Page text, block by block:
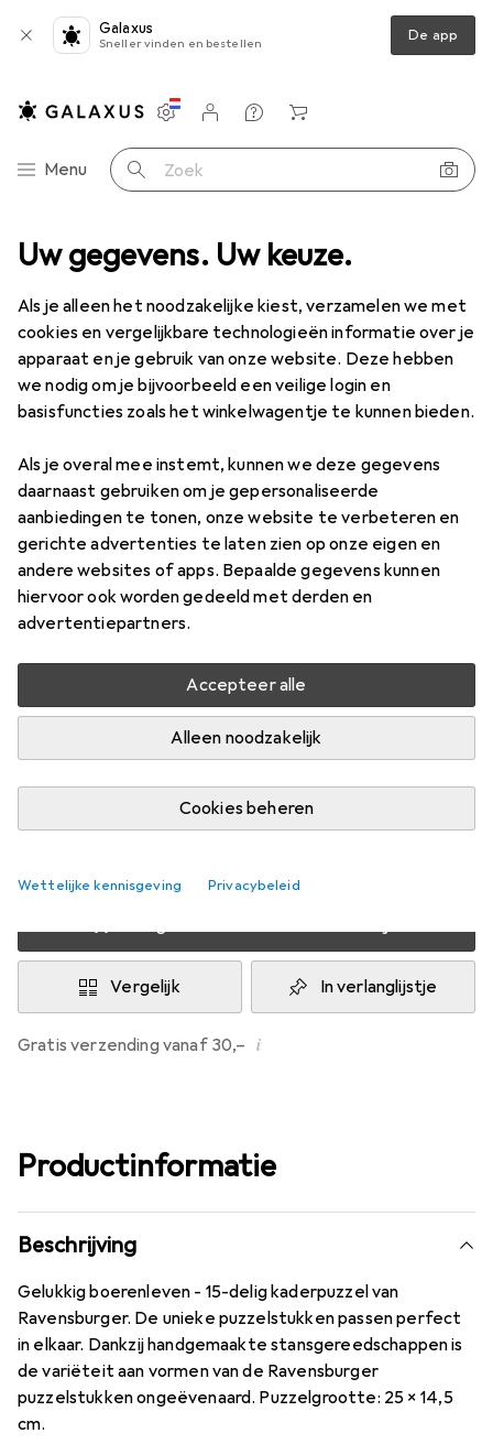
Uw gegevens. Uw keuze.
Als je alleen het noodzakelijke kiest, verzamelen we met
cookies en vergelijkbare technologieën informatie over je
apparaat en je gebruik van onze website. Deze hebben
we nodig om je bijvoorbeeld een veilige login en
basisfuncties zoals het winkelwagentje te kunnen bieden.
Als je overal mee instemt, kunnen we deze gegevens
daarnaast gebruiken om je gepersonaliseerde
aanbiedingen te tonen, onze website te verbeteren en
gerichte advertenties te laten zien op onze eigen en
andere websites of apps. Bepaalde gegevens kunnen
hiervoor ook worden gedeeld met derden en
advertentiepartners.
Accepteer alle
Alleen noodzakelijk
Cookies beheren
Wettelijke kennisgeving Privacybeleid
Galaxus
Sneller vinden en bestellen De app
Categorie navigatie
Menu Zoek op
Instellingen
Klantenaccount
Produktvergelijking
Verlanglijstje
Winkelmandje
Spellen + Puzzels Puzzel Ravensburger Gelukkig boerenleven
2 afbeeldingen
KWANTUMKORTING
Ravensburger Gelukkig boerenleven
15 onderdelen
Prijs in EUR inclusief BTW
EUR
8,90 EUR
5,22
Waarderingscijfers
Levering tussen za, 15-8 en di, 18-8
Meer dan 10 stuk op voorraad bij leverancier
2 Koop
3 Koop
Vergelijk In verlanglijstje
Gratis verzending vanaf 30,– i
Productinformatie
Beschrijving
Gelukkig boerenleven - 15-delig kaderpuzzel van
Ravensburger. De unieke puzzelstukken passen perfect
in elkaar. Dankzij handgemaakte stansgereedschappen is
de variëteit aan vormen van de Ravensburger
puzzelstukken ongeëvenaard. Puzzelgrootte: 25 x 14,5
cm.